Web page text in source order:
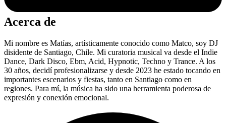
Acerca de
Mi nombre es Matías, artísticamente conocido como Matco, soy DJ
disidente de Santiago, Chile. Mi curatoria musical va desde el Indie
Dance, Dark Disco, Ebm, Acid, Hypnotic, Techno y Trance. A los
30 años, decidí profesionalizarse y desde 2023 he estado tocando en
importantes escenarios y fiestas, tanto en Santiago como en
regiones. Para mí, la música ha sido una herramienta poderosa de
expresión y conexión emocional.